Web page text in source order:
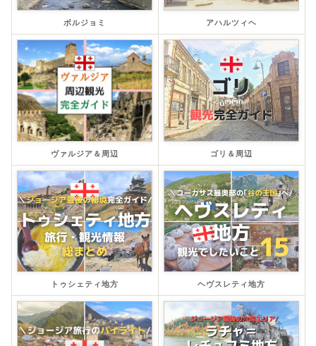
ボルジョミ アハルツィヘ
ヴァルジア＆周辺 ゴリ＆周辺
トゥシェティ地方 ヘヴスレティ地方